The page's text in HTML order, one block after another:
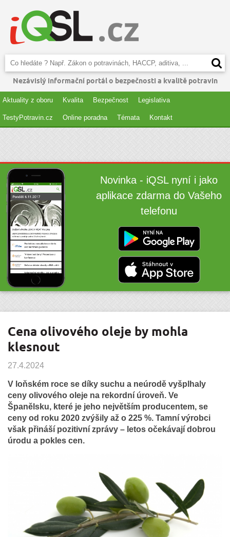
Nezávislý informační portál o bezpečnosti a kvalitě potravin
Aktuality z oboru Kvalita Bezpečnost Legislativa
TestyPotravin.cz Online poradna Témata Kontakt
Novinka - iQSL nyní i jako
aplikace zdarma do Vašeho
telefonu
Cena olivového oleje by mohla
klesnout
27.4.2024
V loňském roce se díky suchu a neúrodě vyšplhaly
ceny olivového oleje na rekordní úroveň. Ve
Španělsku, které je jeho největším producentem, se
ceny od roku 2020 zvýšily až o 225 %. Tamní výrobci
však přináší pozitivní zprávy – letos očekávají dobrou
úrodu a pokles cen.